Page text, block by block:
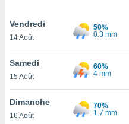
votre
à
Vendredi
14 Août
50%
0.3 mm
Samedi
15 Août
60%
4 mm
Dimanche
16 Août
70%
1.7 mm